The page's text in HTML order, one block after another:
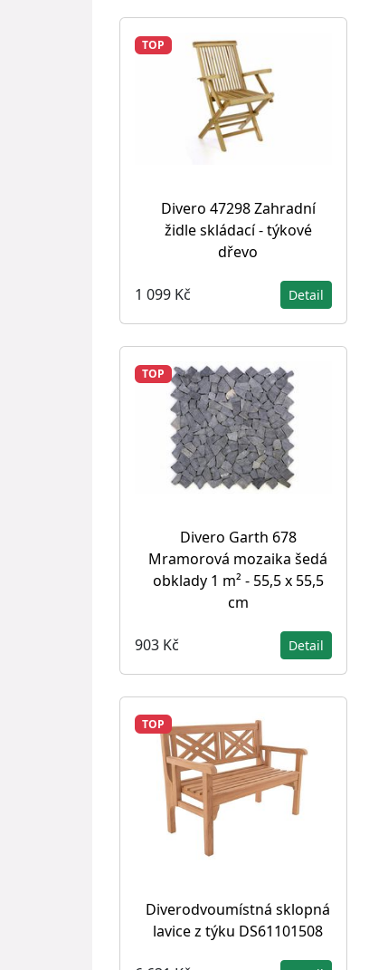
TOP
Divero 47298 Zahradní
židle skládací - týkové
dřevo
1 099 Kč Detail
TOP
Divero Garth 678
Mramorová mozaika šedá
obklady 1 m² - 55,5 x 55,5
cm
903 Kč Detail
TOP
Diverodvoumístná sklopná
lavice z týku DS61101508